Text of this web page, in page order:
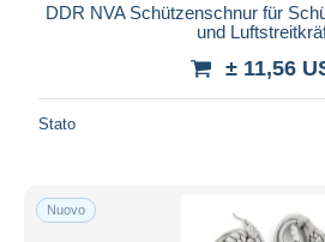
DDR NVA Schützenschnur für
und
± 11,56
Stato
Nuovo